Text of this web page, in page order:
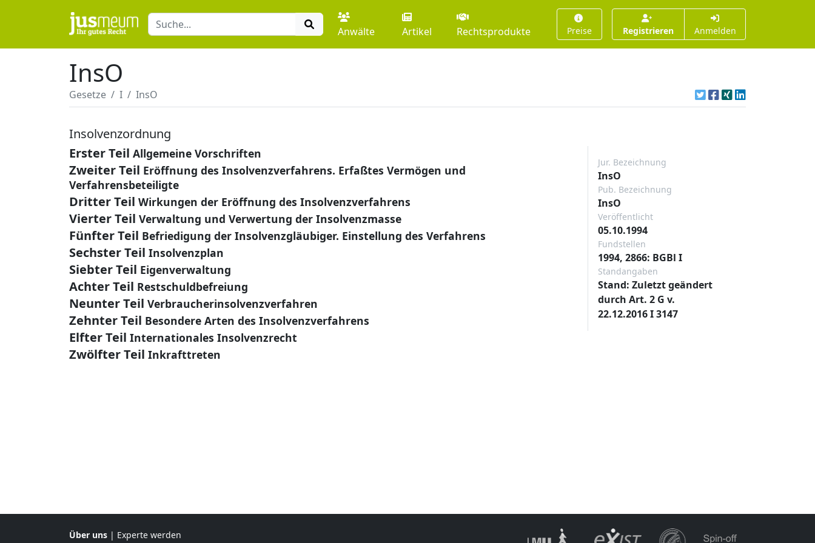
Anwälte Artikel Rechtsprodukte Preise Registrieren Anmelden
InsO
Gesetze I InsO
Insolvenzordnung
Erster Teil Allgemeine Vorschriften
Zweiter Teil Eröffnung des Insolvenzverfahrens. Erfaßtes Vermögen und
Verfahrensbeteiligte
Dritter Teil Wirkungen der Eröffnung des Insolvenzverfahrens
Vierter Teil Verwaltung und Verwertung der Insolvenzmasse
Fünfter Teil Befriedigung der Insolvenzgläubiger. Einstellung des Verfahrens
Sechster Teil Insolvenzplan
Siebter Teil Eigenverwaltung
Achter Teil Restschuldbefreiung
Neunter Teil Verbraucherinsolvenzverfahren
Zehnter Teil Besondere Arten des Insolvenzverfahrens
Elfter Teil Internationales Insolvenzrecht
Zwölfter Teil Inkrafttreten
Jur. Bezeichnung
InsO
Pub. Bezeichnung
InsO
Veröffentlicht
05.10.1994
Fundstellen
1994, 2866: BGBl I
Standangaben
Stand: Zuletzt geändert
durch Art. 2 G v.
22.12.2016 I 3147
Über uns | Experte werden